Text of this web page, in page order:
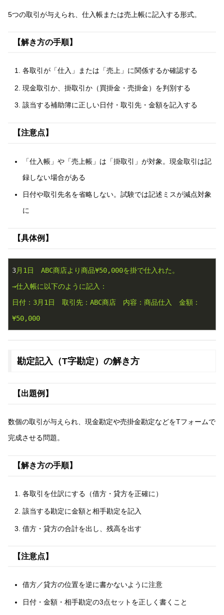
5つの取引が与えられ、仕入帳または売上帳に記入する形式。
【解き方の手順】
各取引が「仕入」または「売上」に関係するか確認する
現金取引か、掛取引か（買掛金・売掛金）を判別する
該当する補助簿に正しい日付・取引先・金額を記入する
【注意点】
「仕入帳」や「売上帳」は「掛取引」が対象。現金取引は記
録しない場合がある
日付や取引先名を省略しない。試験では記述ミスが減点対象
に
【具体例】
3月1日
ABC商店より商品¥50,000を掛で仕入れた。
→仕入帳に以下のように記入：
日付：3月1日
取引先：ABC商店 内容：商品仕入
金額：
¥50,000
勘定記入（T字勘定）の解き方
【出題例】
数個の取引が与えられ、現金勘定や売掛金勘定などをTフォームで
完成させる問題。
【解き方の手順】
各取引を仕訳にする（借方・貸方を正確に）
該当する勘定に金額と相手勘定を記入
借方・貸方の合計を出し、残高を出す
【注意点】
借方／貸方の位置を逆に書かないように注意
日付・金額・相手勘定の3点セットを正しく書くこと